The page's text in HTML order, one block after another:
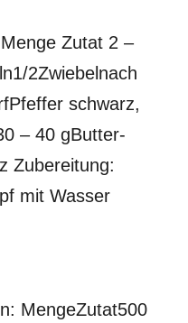
Zutat 2 –
2Zwiebelnach
schwarz,
– 40 gButter-
Zubereitung:
mit Wasser
MengeZutat500